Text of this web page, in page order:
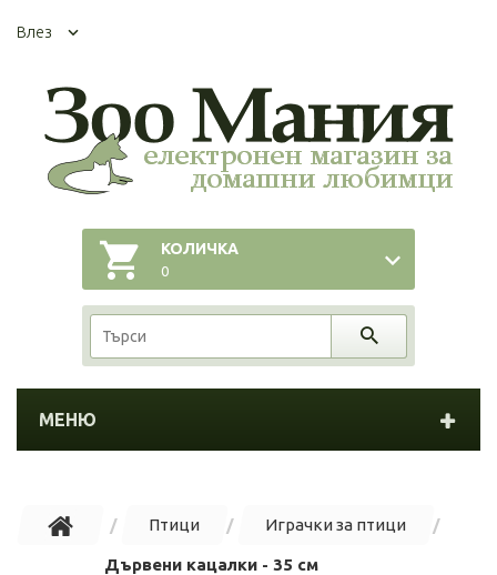
Влез
КОЛИЧКА
0
МЕНЮ
Птици Играчки за птици
Дървени кацалки - 35 см